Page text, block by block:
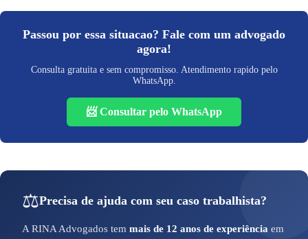
Passou por essa situacao? Fale com um advogado
agora!
Consulta gratuita e sem compromisso. Atendimento rapido pelo
WhatsApp.
📨 Consultar pelo WhatsApp
⚖️Precisa de ajuda com seu caso trabalhista?
A RINA Advogados tem mais de 12 anos de experiência em